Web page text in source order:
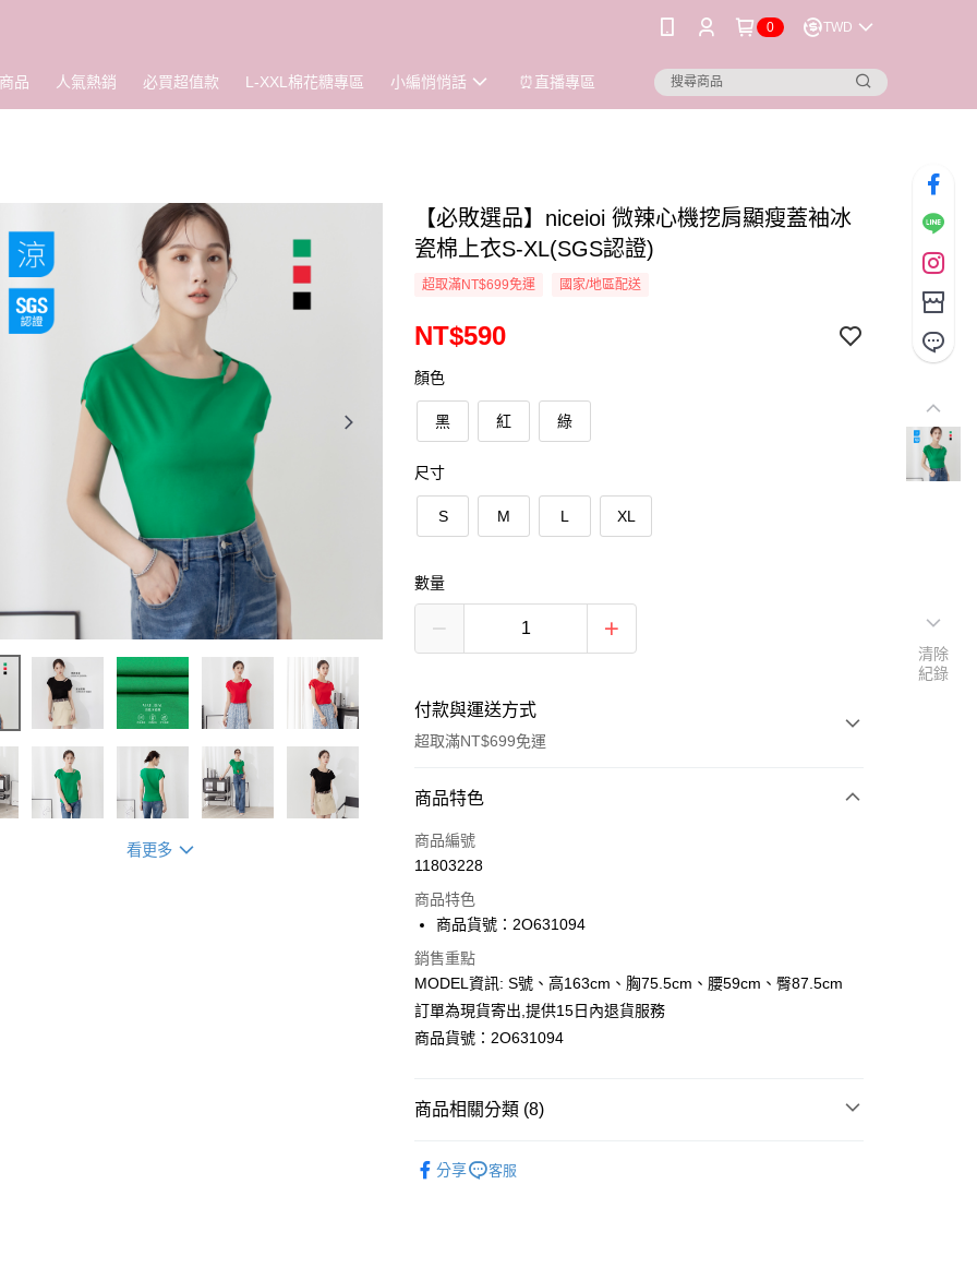
0 TWD
品 人氣熱銷 必買超值款 L-XXL棉花糖專區 小編悄悄話 ⏰直播專區
看更多
【必敗選品】niceioi 微辣心機挖肩顯瘦蓋袖冰
瓷棉上衣S-XL(SGS認證)
超取滿NT$699免運 國家/地區配送
NT$590
顏色
黑 紅 綠
尺寸
S M L XL
數量
付款與運送方式
超取滿NT$699免運
付款方式
信用卡一次付款
LINE Pay
Apple Pay
全家取貨付款
付款後全家取貨
商品特色
商品編號
11803228
商品特色
商品貨號：2O631094
銷售重點
MODEL資訊: S號、高163cm、胸75.5cm、腰59cm、臀87.5cm
訂單為現貨寄出,提供15日內退貨服務
商品貨號：2O631094
商品相關分類 (8)
分享 客服
清除
紀錄